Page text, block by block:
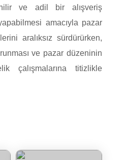
ve adil bir alışveriş
amacıyla pazar
aralıksız sürdürürken,
ve pazar düzeninin
çalışmalarına titizlikle